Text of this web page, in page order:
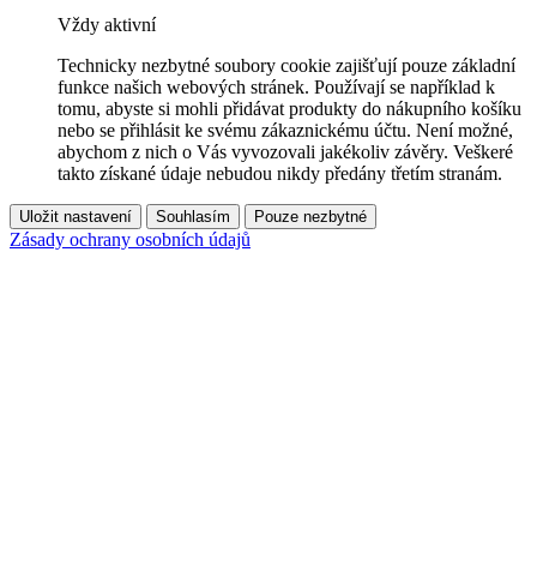
Vždy aktivní
Technicky nezbytné soubory cookie zajišťují pouze základní
funkce našich webových stránek. Používají se například k
tomu, abyste si mohli přidávat produkty do nákupního košíku
nebo se přihlásit ke svému zákaznickému účtu. Není možné,
abychom z nich o Vás vyvozovali jakékoliv závěry. Veškeré
takto získané údaje nebudou nikdy předány třetím stranám.
Uložit nastavení Souhlasím Pouze nezbytné
Zásady ochrany osobních údajů